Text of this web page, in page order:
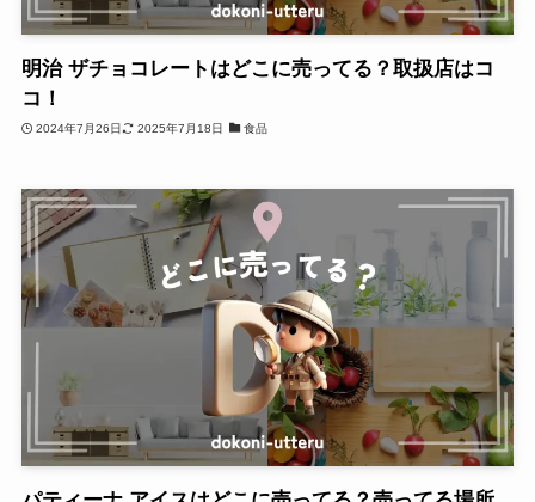
明治 ザチョコレートはどこに売ってる？取扱店はコ
コ！
2024年7月26日 2025年7月18日 食品